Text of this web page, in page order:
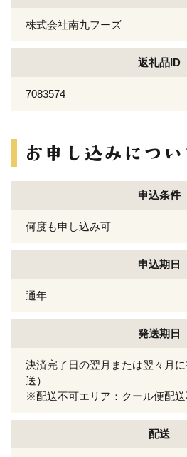
株式会社南九フーズ
返礼品ID
7083574
申込条件
何度も申し込み可
申込期日
通年
発送期日
決済完了日の翌月または翌々月
送）
※配送不可エリア：クール便配
配送